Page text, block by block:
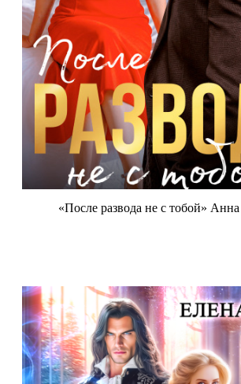
«После развода не с тобой»